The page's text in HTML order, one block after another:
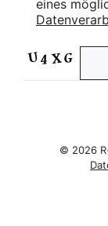
eines
© 2026